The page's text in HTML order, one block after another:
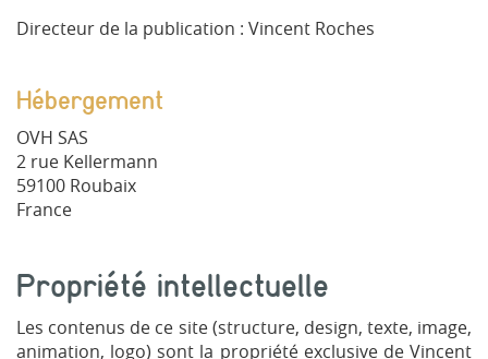
Directeur de la publication : Vincent Roches
Hébergement
OVH SAS
2 rue Kellermann
59100 Roubaix
France
Propriété intellectuelle
Les contenus de ce site (structure, design, texte, image,
animation, logo) sont la propriété exclusive de Vincent